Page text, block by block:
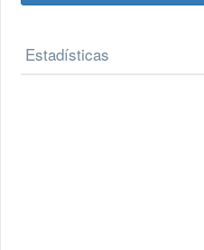
Estadísticas